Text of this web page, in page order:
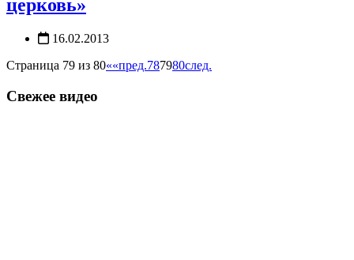
церковь»
16.02.2013
Страница 79 из 80««пред.787980след.
Свежее видео